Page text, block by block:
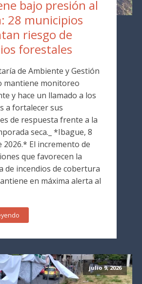
bajo presión al
28 municipios
riesgo de
forestales
de Ambiente y Gestión
mantiene monitoreo
y hace un llamado a los
a fortalecer sus
de respuesta frente a la
seca._ *Ibague, 8
2026.* El incremento de
que favorecen la
de incendios de cobertura
en máxima alerta al
julio 9, 2026